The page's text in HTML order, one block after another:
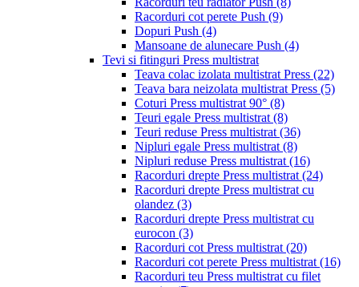
Racorduri cot perete Push (9)
Dopuri Push (4)
Mansoane de alunecare Push (4)
Tevi si fitinguri Press multistrat
Teava colac izolata multistrat Press (22)
Teava bara neizolata multistrat Press (5)
Coturi Press multistrat 90° (8)
Teuri egale Press multistrat (8)
Teuri reduse Press multistrat (36)
Nipluri egale Press multistrat (8)
Nipluri reduse Press multistrat (16)
Racorduri drepte Press multistrat (24)
Racorduri drepte Press multistrat cu
olandez (3)
Racorduri drepte Press multistrat cu
eurocon (3)
Racorduri cot Press multistrat (20)
Racorduri cot perete Press multistrat (16)
Racorduri teu Press multistrat cu filet